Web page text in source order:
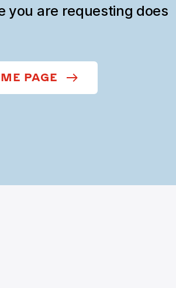
you are requesting does
PAGE